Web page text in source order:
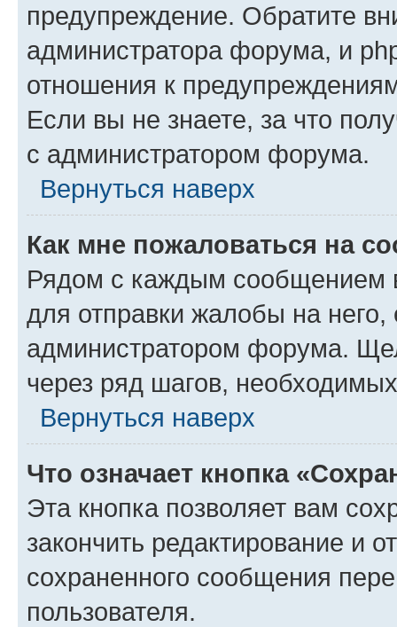
предупреждение. Обратите
администратора форума, и
отношения к
Если вы не знаете, за что
с администратором форума.
Вернуться наверх
Как мне пожаловаться на
Рядом с каждым сообщением
для отправки жалобы на
администратором форума.
через ряд шагов,
Вернуться наверх
Что означает кнопка
Эта кнопка позволяет вам
закончить редактирование и
сохраненного сообщения
пользователя.